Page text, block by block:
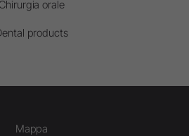
Chirurgia orale
products
Mappa